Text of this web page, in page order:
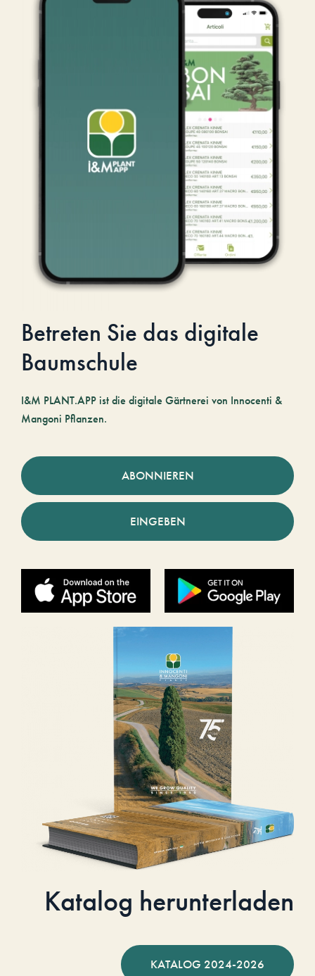
Betreten Sie das digitale
Baumschule
I&M PLANT.APP ist die digitale Gärtnerei von Innocenti &
Mangoni Pflanzen.
ABONNIEREN
EINGEBEN
Katalog herunterladen
KATALOG 2024-2026